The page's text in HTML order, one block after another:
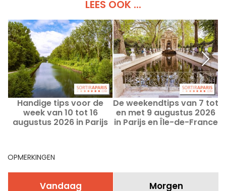
LEES OOK ...
Handige tips voor de
week van 10 tot 16
augustus 2026 in Parijs
De weekendtips van 7 tot
en met 9 augustus 2026
in Parijs en Île-de-France
OPMERKINGEN
Vandaag Morgen